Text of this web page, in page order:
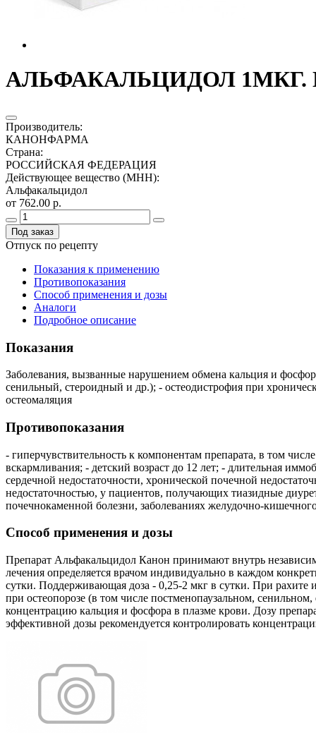
АЛЬФАКАЛЬЦИДОЛ 1МКГ.
Производитель:
КАНОНФАРМА
Страна:
РОССИЙСКАЯ ФЕДЕРАЦИЯ
Действующее вещество (МНН):
Альфакальцидол
от 762.00 р.
Под заказ
Отпуск по рецепту
Показания к применению
Противопоказания
Способ применения и дозы
Аналоги
Подробное описание
Показания
Заболевания, вызванные нарушением обмена кальция и
сенильный, стероидный и др.); - остеодистрофия при
остеомаляция
Противопоказания
- гиперчувствительность к компонентам препарата, в том
вскармливания; - детский возраст до 12 лет; - длительная
сердечной недостаточности, хронической почечной
недостаточностью, у пациентов, получающих тиазидные
почечнокаменной болезни, заболеваниях желудочно-
Способ применения и дозы
Препарат Альфакальцидол Канон принимают внутрь
лечения определяется врачом индивидуально в каждом
сутки. Поддерживающая доза - 0,25-2 мкг в сутки. При рахите
при остеопорозе (в том числе постменопаузальном,
концентрацию кальция и фосфора в плазме крови. Дозу
эффективной дозы рекомендуется контролировать